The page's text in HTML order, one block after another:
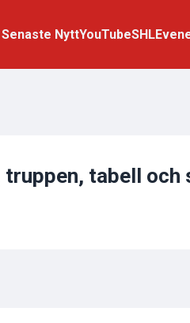
Senaste NyttYouTubeSHL
truppen, tabell